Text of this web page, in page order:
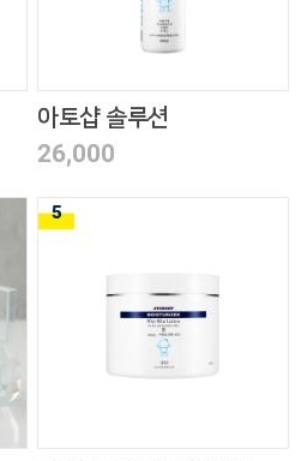
아토샵 솔루션
26,000
5